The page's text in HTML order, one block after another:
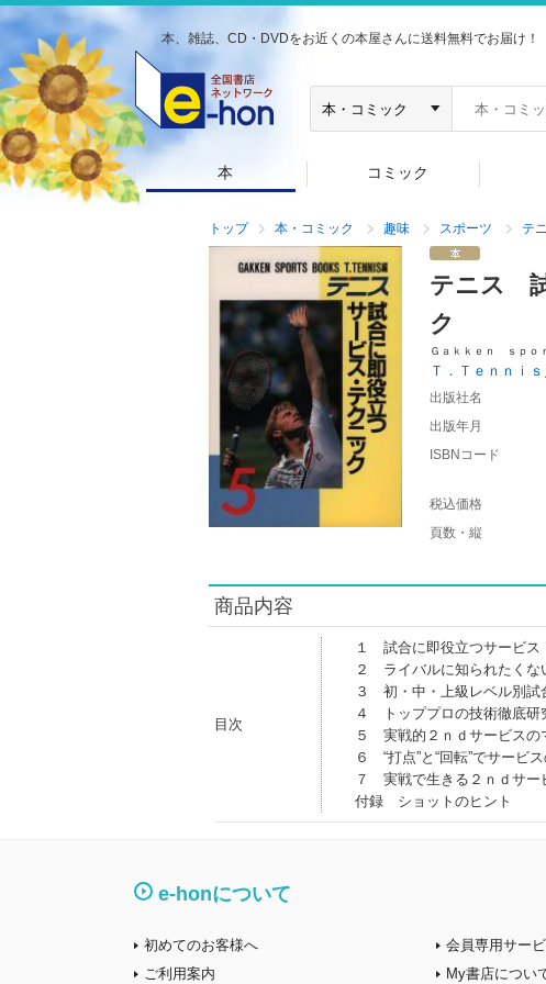
本、雑誌、CD・DVDをお近くの本屋さんに送料無料でお届け！
本 コミック
トップ 本・コミック 趣味 スポーツ テ
テニス
ク
Ｇａｋｋｅｎ ｓｐ
Ｔ．Ｔｅｎｎｉ
出版社名
出版年月
ISBNコード
税込価格
頁数・縦
商品内容
目次
１ 試合に即役立つサービス
２ ライバルに知られたくな
３ 初・中・上級レベル別試
４ トッププロの技術徹底研
５ 実戦的２ｎｄサービスの
６ “打点”と“回転”でサービ
７ 実戦で生きる２ｎｄサー
付録 ショットのヒント
e-honについて
初めてのお客様へ
ご利用案内
会員専用サー
My書店につい